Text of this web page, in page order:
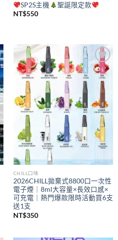
SP2S主機
聖誕限定款
NT$550
Add to
wishlist
CHILL口味
2026CHILL拋棄式8800口一次性
電子煙｜8ml大容量×長效口感×
可充電｜熱門爆款限時活動買6支
送1支
NT$350